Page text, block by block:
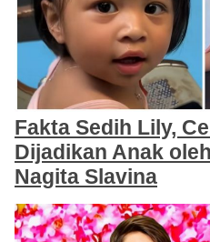
Fakta Sedih Lily,
Dijadikan Anak
Nagita Slavina